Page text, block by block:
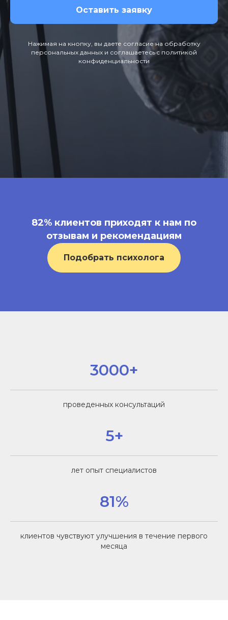
Оставить заявку
Нажимая на кнопку, вы даете согласие на обработку
персональных данных и соглашаетесь c политикой
конфиденциальности
82% клиентов приходят к нам по
отзывам и рекомендациям
Подобрать психолога
3000+
проведенных консультаций
5+
лет опыт специалистов
81%
клиентов чувствуют улучшения в течение первого
месяца